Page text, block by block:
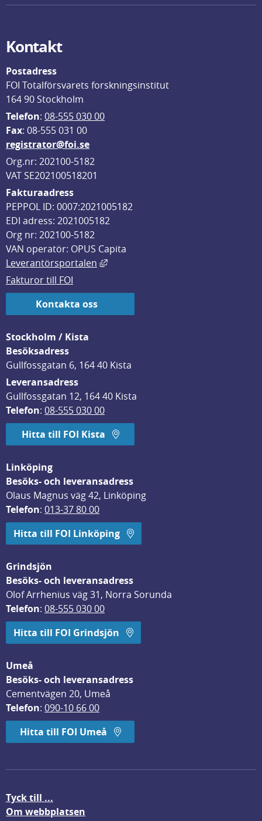
Kontakt
Postadress
FOI Totalförsvarets forskningsinstitut
164 90 Stockholm
Telefon: 08-555 030 00
Fax: 08-555 031 00
registrator@foi.se
Org.nr: 202100-5182
VAT SE202100518201
Fakturaadress
PEPPOL ID: 0007:2021005182
EDI adress: 2021005182
Org nr: 202100-5182
VAN operatör: OPUS Capita
Leverantörsportalen
Länk till annan webbplats, öppnas
Fakturor till FOI
Kontakta oss
Stockholm / Kista
Besöksadress
Gullfossgatan 6, 164 40 Kista
Leveransadress
Gullfossgatan 12, 164 40 Kista
Telefon: 08-555 030 00
Hitta till FOI Kista
Linköping
Besöks- och leveransadress
Olaus Magnus väg 42, Linköping
Telefon: 013-37 80 00
Hitta till FOI Linköping
Grindsjön
Besöks- och leveransadress
Olof Arrhenius väg 31, Norra Sorunda
Telefon: 08-555 030 00
Hitta till FOI Grindsjön
Umeå
Besöks- och leveransadress
Cementvägen 20, Umeå
Telefon: 090-10 66 00
Hitta till FOI Umeå
Tyck till ...
Om webbplatsen